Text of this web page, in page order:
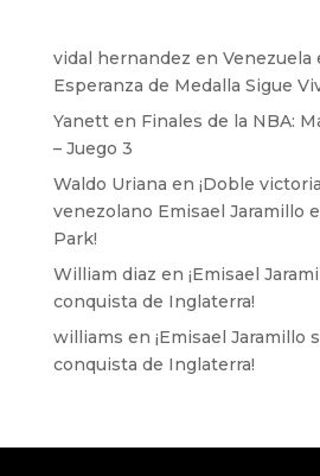
vidal hernandez en Venezuela
Esperanza de Medalla Sigue
Yanetten Finales de la NBA:
– Juego 3
Waldo Uriana en ¡Doble
venezolano Emisael Jaramillo
Park!
William diaz en ¡Emisael
conquista de Inglaterra!
williams en ¡Emisael Jaramillo
conquista de Inglaterra!